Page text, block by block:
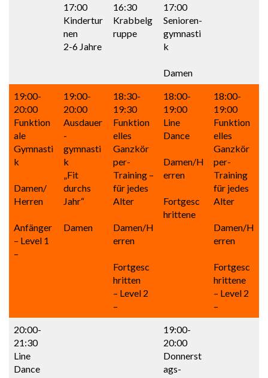
17:00
Kindertur
nen
2-6 Jahre
16:30
Krabbelg
ruppe
17:00
Senioren-
gymnasti
k
Damen
19:00-
20:00
Funktion
ale
Gymnasti
k
Damen/
Herren
Anfänger
– Level 1
–
19:00-
20:00
Ausdauer
-
gymnasti
k
„Fit
durchs
Jahr“
Damen
18:30-
19:30
Funktion
elles
Ganzkör
per-
Training –
für jedes
Alter
Damen/H
erren
Fortgesc
hritten
– Level 2
–
18:00-
19:00
Line
Dance
Damen/H
erren
Fortgesc
hrittene
18:00-
19:00
Funktion
elles
Ganzkör
per-
Training
für jedes
Alter
Damen/H
erren
Fortgesc
hrittene
– Level 2
–
20:00-
21:30
Line
Dance
19:00-
20:00
Donnerst
ags-